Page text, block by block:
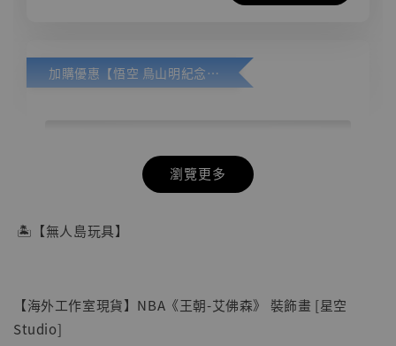
加購優惠【悟空 鳥山明紀念款 [奇蹟工作室]】
瀏覽更多
🏝【無人島玩具】
【海外工作室現貨】NBA《王朝-艾佛森》 裝飾畫 [星空
Studio]